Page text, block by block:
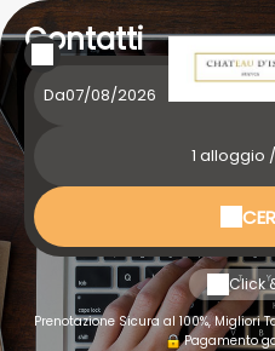
Contatti
Da
1 alloggio /
Click
Prenotazione Sicura al 100%, Migliori
Pagamento